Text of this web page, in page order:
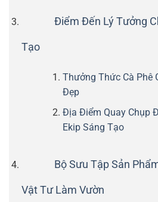
Điểm Đến Lý Tưởng
Tạo
Thưởng Thức Cà Phê
Đẹp
Địa Điểm Quay Chụp
Ekip Sáng Tạo
Bộ Sưu Tập Sản
Vật Tư Làm Vườn